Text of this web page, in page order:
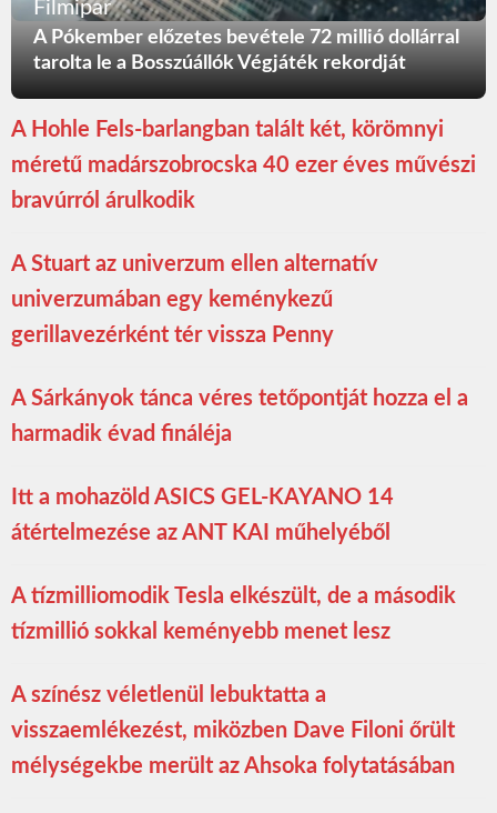
Filmipar
A Pókember előzetes bevétele 72 millió dollárral
tarolta le a Bosszúállók Végjáték rekordját
A Hohle Fels-barlangban talált két, körömnyi
méretű madárszobrocska 40 ezer éves művészi
bravúrról árulkodik
A Stuart az univerzum ellen alternatív
univerzumában egy keménykezű
gerillavezérként tér vissza Penny
A Sárkányok tánca véres tetőpontját hozza el a
harmadik évad fináléja
Itt a mohazöld ASICS GEL-KAYANO 14
átértelmezése az ANT KAI műhelyéből
A tízmilliomodik Tesla elkészült, de a második
tízmillió sokkal keményebb menet lesz
A színész véletlenül lebuktatta a
visszaemlékezést, miközben Dave Filoni őrült
mélységekbe merült az Ahsoka folytatásában